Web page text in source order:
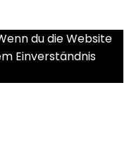
du die Website
Einverständnis